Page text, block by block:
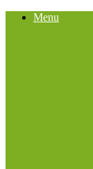
Menu